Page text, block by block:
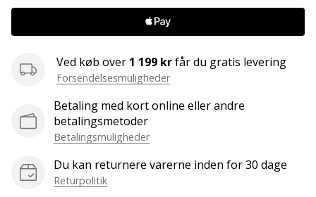
Bliv
ambassadør
den
samme
som
os?
Ved køb over 1 199 krfår du gratis levering
Forsendelsesmuligheder
Betaling med kort online eller andre
betalingsmetoder
Betalingsmuligheder
Du kan returnere varerne inden for 30 dage
Returpolitik